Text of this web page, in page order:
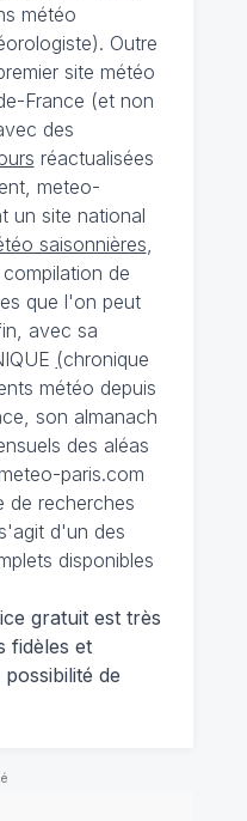
météo
Outre
site météo
France (et non
des
réactualisées
meteo-
un site national
saisonnières
de
que l'on peut
avec sa
(chronique
météo depuis
son almanach
des aléas
paris.com
de recherches
d'un des
disponibles
gratuit est très
fidèles et
de